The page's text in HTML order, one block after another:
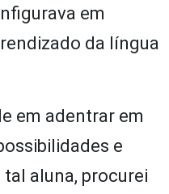
em
da língua
em adentrar em
e
aluna, procurei